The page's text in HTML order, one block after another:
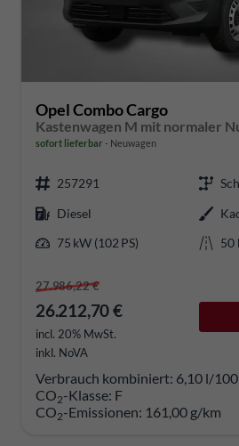
Opel Combo Cargo
sofort lieferbar Neuwagen
257291
Diesel
75 kW (102 PS)
50
27.986,22 €
26.212,70 €
incl. 20% MwSt.
inkl. NoVA
Verbrauch kombiniert: 6,10 l/
CO2-Klasse: F
CO2-Emissionen: 161,00 g/km